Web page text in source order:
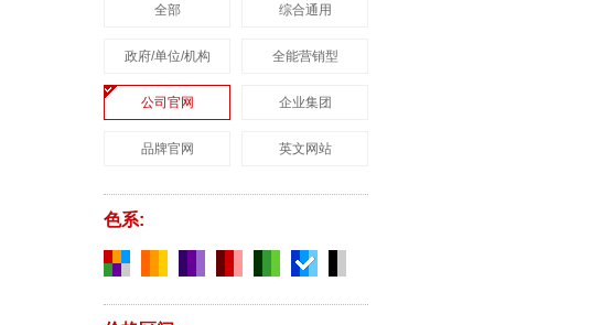
全部 综合通用
政府/单位/机构 全能营销型
公司官网 企业集团
品牌官网 英文网站
色系: